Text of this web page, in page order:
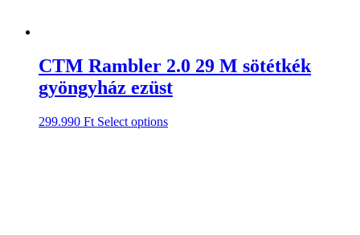
CTM Rambler 2.0 29 M sötétkék
gyöngyház ezüst
299.990 Ft Select options